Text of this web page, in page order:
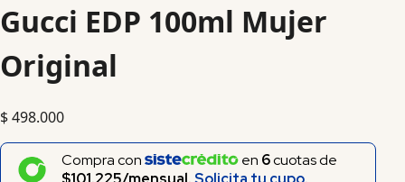
Gucci EDP 100ml Mujer
Original
$498.000
Compra con en 6cuotas de